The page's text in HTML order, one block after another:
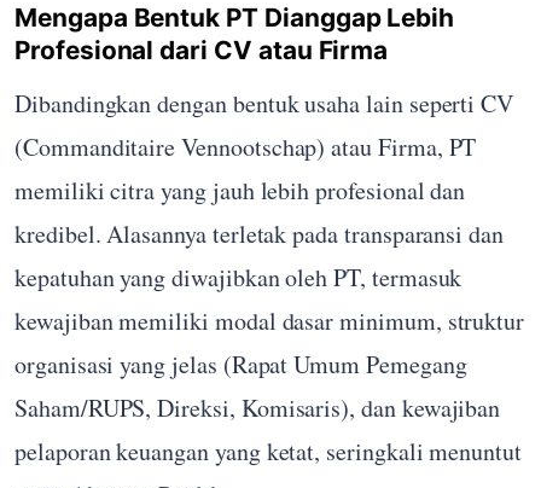
Mengapa Bentuk PT Dianggap Lebih
Profesional dari CV atau Firma
Dibandingkan dengan bentuk usaha lain seperti CV
(Commanditaire Vennootschap) atau Firma, PT
memiliki citra yang jauh lebih profesional dan
kredibel. Alasannya terletak pada transparansi dan
kepatuhan yang diwajibkan oleh PT, termasuk
kewajiban memiliki modal dasar minimum, struktur
organisasi yang jelas (Rapat Umum Pemegang
Saham/RUPS, Direksi, Komisaris), dan kewajiban
pelaporan keuangan yang ketat, seringkali menuntut